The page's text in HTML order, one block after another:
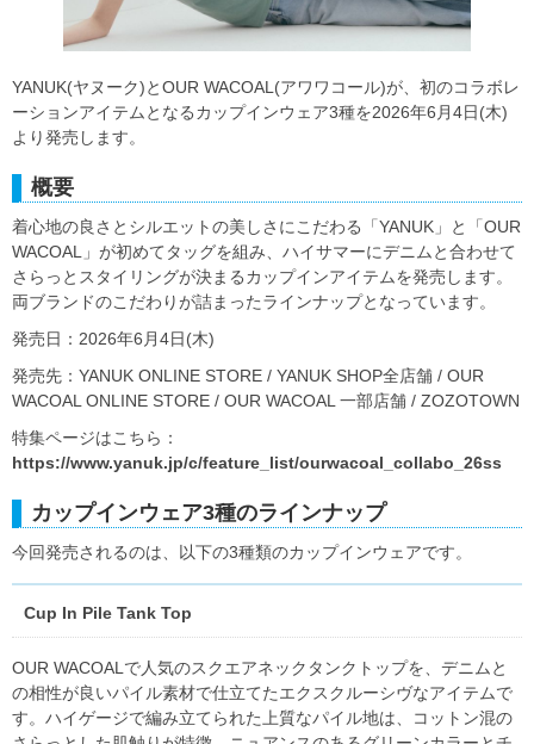
YANUK(ヤヌーク)とOUR WACOAL(アワワコール)が、初のコラボレ
ーションアイテムとなるカップインウェア3種を2026年6月4日(木)
より発売します。
概要
着心地の良さとシルエットの美しさにこだわる「YANUK」と「OUR
WACOAL」が初めてタッグを組み、ハイサマーにデニムと合わせて
さらっとスタイリングが決まるカップインアイテムを発売します。
両ブランドのこだわりが詰まったラインナップとなっています。
発売日：2026年6月4日(木)
発売先：YANUK ONLINE STORE / YANUK SHOP全店舗 / OUR
WACOAL ONLINE STORE / OUR WACOAL 一部店舗 / ZOZOTOWN
特集ページはこちら：
https://www.yanuk.jp/c/feature_list/ourwacoal_collabo_26ss
カップインウェア3種のラインナップ
今回発売されるのは、以下の3種類のカップインウェアです。
Cup In Pile Tank Top
OUR WACOALで人気のスクエアネックタンクトップを、デニムと
の相性が良いパイル素材で仕立てたエクスクルーシヴなアイテムで
す。ハイゲージで編み立てられた上質なパイル地は、コットン混の